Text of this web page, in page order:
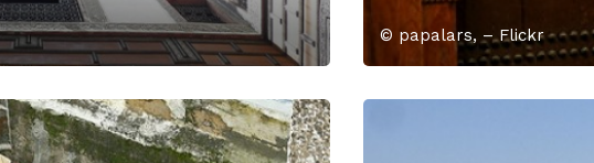
© papalars, – Flickr